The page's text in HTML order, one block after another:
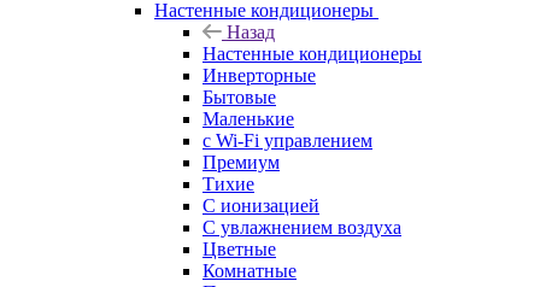
Настенные кондиционеры
Назад
Настенные кондиционеры
Инверторные
Бытовые
Маленькие
с Wi-Fi управлением
Премиум
Тихие
С ионизацией
С увлажнением воздуха
Цветные
Комнатные